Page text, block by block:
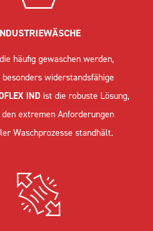
häufig gewaschen werden,
widerstandsfähige
IND ist die robuste Lösung,
extremen Anforderungen
Waschprozesse standhält.